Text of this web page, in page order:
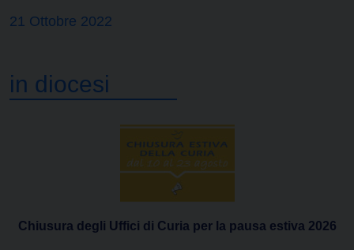
21 Ottobre 2022
in diocesi
Chiusura degli Uffici di Curia per la pausa estiva 2026